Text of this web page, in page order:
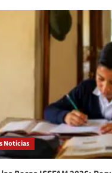
Noticias